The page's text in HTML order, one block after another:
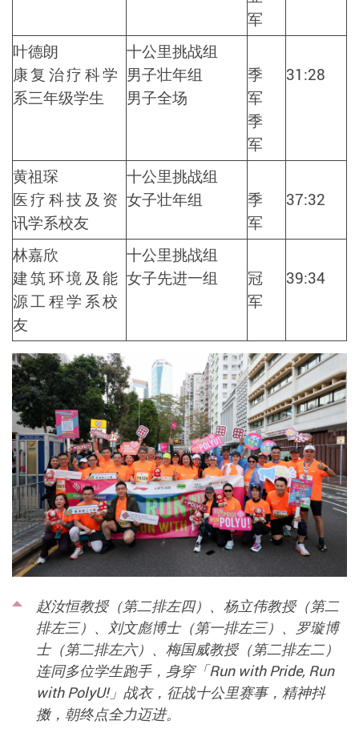
军
叶德朗
康复治疗科学
系三年级学生
十公里挑战组
男子壮年组
男子全场
季
军
季
军
31:28
黄祖琛
医疗科技及资
讯学系校友
十公里挑战组
女子壮年组
季
军
37:32
林嘉欣
建筑环境及能
源工程学系校
友
十公里挑战组
女子先进一组
冠
军
39:34
赵汝恒教授（第二排左四）、杨立伟教授（第二
排左三）、刘文彪博士（第一排左三）、罗璇博
士（第二排左六）、梅国威教授（第二排左二）
连同多位学生跑手，身穿「Run with Pride, Run
with PolyU!」战衣，征战十公里赛事，精神抖
擞，朝终点全力迈进。